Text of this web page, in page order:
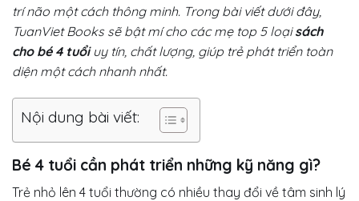
trí não một cách thông minh. Trong bài viết dưới đây,
TuanViet Books sẽ bật mí cho các mẹ top 5 loạisách
cho bé 4 tuổiuy tín, chất lượng, giúp trẻ phát triển toàn
diện một cách nhanh nhất.
Nội dung bài viết:
Bé 4 tuổi cần phát triển những kỹ năng gì?
Trẻ nhỏ lên 4 tuổi thường có nhiều thay đổi về tâm sinh lý